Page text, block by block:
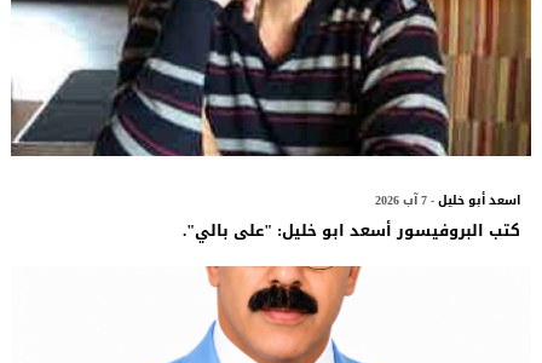
اسعد أبو خليل- 7 آب 2026
كتب البروفيسور أسعد ابو خليل: "على بالي".